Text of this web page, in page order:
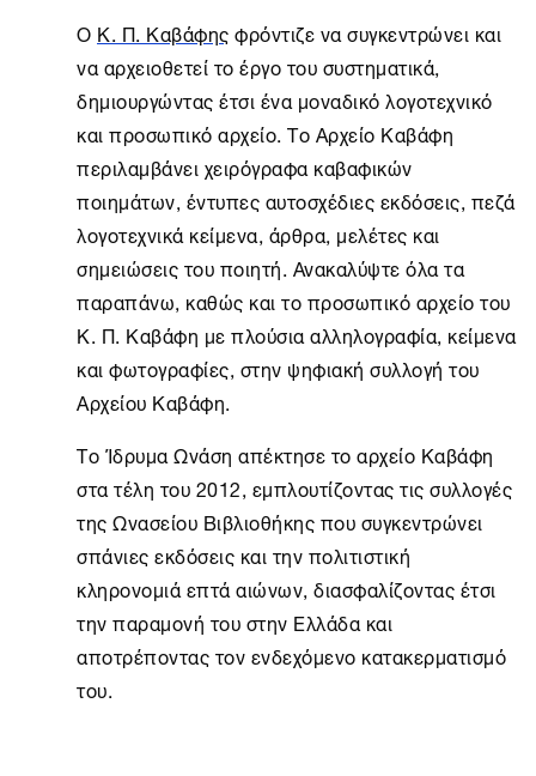
Ο Κ. Π. Καβάφηςφρόντιζε να συγκεντρώνει και
να αρχειοθετεί το έργο του συστηματικά,
δημιουργώντας έτσι ένα μοναδικό λογοτεχνικό
και προσωπικό αρχείο. ΤοΑρχείο Καβάφη
περιλαμβάνει χειρόγραφα καβαφικών
ποιημάτων, έντυπες αυτοσχέδιες εκδόσεις, πεζά
λογοτεχνικά κείμενα, άρθρα, μελέτες και
σημειώσεις του ποιητή. Ανακαλύψτε όλα τα
παραπάνω, καθώς και το προσωπικό αρχείο του
Κ. Π. Καβάφη με πλούσια αλληλογραφία, κείμενα
και φωτογραφίες, στην ψηφιακή συλλογή του
Αρχείου Καβάφη.
ΤοΊδρυμα Ωνάση απέκτησε το αρχείο Καβάφη
στα τέλη του 2012, εμπλουτίζοντας τις συλλογές
της Ωνασείου Βιβλιοθήκης που συγκεντρώνει
σπάνιες εκδόσεις και την πολιτιστική
κληρονομιά επτά αιώνων, διασφαλίζοντας έτσι
την παραμονή του στην Ελλάδα και
αποτρέποντας τον ενδεχόμενο κατακερματισμό
του.